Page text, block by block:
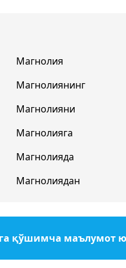
Магнолия
Магнолиянинг
Магнолияни
Магнолияга
Магнолияда
Магнолиядан
қўшимча маълумот